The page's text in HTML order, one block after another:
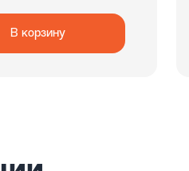
В корзину